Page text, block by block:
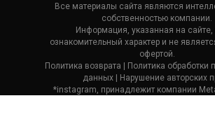
Все материалы сайта являются
собственностью компании.
Информация, указанная на сайте,
ознакомительный характер и не
офертой.
Политика возврата | Политика обработки
данных | Нарушение авторских
*instagram, принадлежит компании